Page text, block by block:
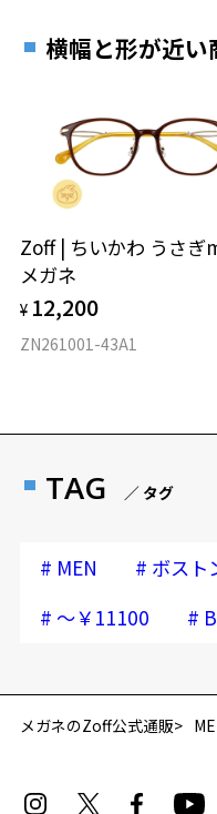
横幅と形が近い
Zoff | ちいかわ うさぎ
メガネ
¥ 12,200
ZN261001-43A1
TAG ／ タグ
# MEN # ボスト
# ～￥11100 #
メガネのZoff公式通販